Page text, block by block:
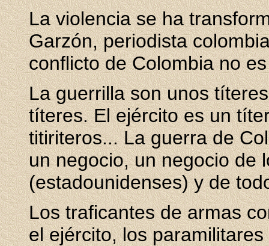
La violencia se ha
Garzón, periodista
conflicto de Colombia no
La guerrilla son unos
títeres. El ejército es un
titiriteros... La guerra de
un negocio, un negocio de
(estadounidenses) y de
Los traficantes de armas
el ejército, los